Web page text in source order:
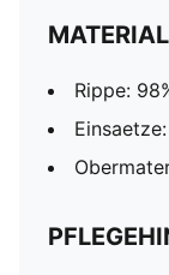
MATERIAL
Rippe: